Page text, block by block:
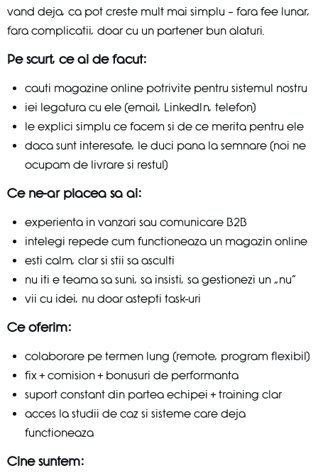
vand deja, ca pot creste mult mai simplu – fara fee lunar,
fara complicatii, doar cu un partener bun alaturi.
Pe scurt, ce ai de facut:
cauti magazine online potrivite pentru sistemul nostru
iei legatura cu ele (email, LinkedIn, telefon)
le explici simplu ce facem si de ce merita pentru ele
daca sunt interesate, le duci pana la semnare (noi ne
ocupam de livrare si restul)
Ce ne-ar placea sa ai:
experienta in vanzari sau comunicare B2B
intelegi repede cum functioneaza un magazin online
esti calm, clar si stii sa asculti
nu iti e teama sa suni, sa insisti, sa gestionezi un „nu”
vii cu idei, nu doar astepti task-uri
Ce oferim:
colaborare pe termen lung (remote, program flexibil)
fix + comision + bonusuri de performanta
suport constant din partea echipei + training clar
acces la studii de caz si sisteme care deja
functioneaza
Cine suntem: